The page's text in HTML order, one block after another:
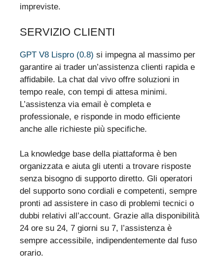
impreviste.
SERVIZIO CLIENTI
GPT V8 Lispro (0.8) si impegna al massimo per
garantire ai trader un’assistenza clienti rapida e
affidabile. La chat dal vivo offre soluzioni in
tempo reale, con tempi di attesa minimi.
L’assistenza via email è completa e
professionale, e risponde in modo efficiente
anche alle richieste più specifiche.
La knowledge base della piattaforma è ben
organizzata e aiuta gli utenti a trovare risposte
senza bisogno di supporto diretto. Gli operatori
del supporto sono cordiali e competenti, sempre
pronti ad assistere in caso di problemi tecnici o
dubbi relativi all’account. Grazie alla disponibilità
24 ore su 24, 7 giorni su 7, l’assistenza è
sempre accessibile, indipendentemente dal fuso
orario.